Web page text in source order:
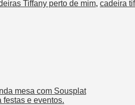
Tiffany perto de mim, cadeira
mesa com Sousplat
festas e eventos.